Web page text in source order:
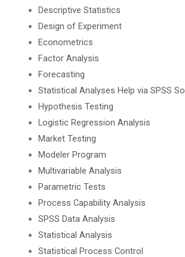
Descriptive Statistics
Design of Experiment
Econometrics
Factor Analysis
Forecasting
Statistical Analyses Help via SPSS
Hypothesis Testing
Logistic Regression Analysis
Market Testing
Modeler Program
Multivariable Analysis
Parametric Tests
Process Capability Analysis
SPSS Data Analysis
Statistical Analysis
Statistical Process Control